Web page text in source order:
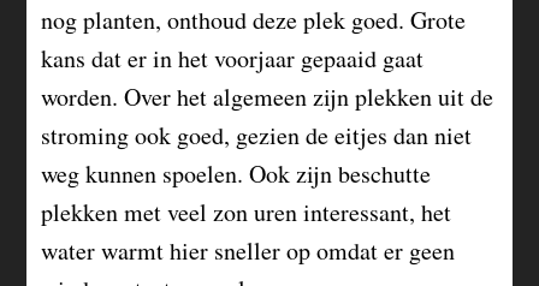
nog planten, onthoud deze plek goed. Grote
kans dat er in het voorjaar gepaaid gaat
worden. Over het algemeen zijn plekken uit de
stroming ook goed, gezien de eitjes dan niet
weg kunnen spoelen. Ook zijn beschutte
plekken met veel zon uren interessant, het
water warmt hier sneller op omdat er geen